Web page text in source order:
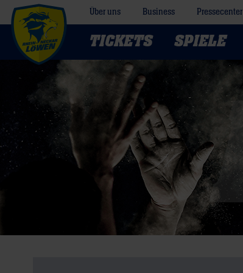
Über uns Business Pressecenter
TICKETS SPIELE